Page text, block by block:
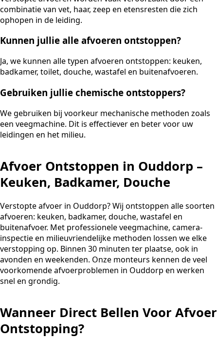
combinatie van vet, haar, zeep en etensresten die zich
ophopen in de leiding.
Kunnen jullie alle afvoeren ontstoppen?
Ja, we kunnen alle typen afvoeren ontstoppen: keuken,
badkamer, toilet, douche, wastafel en buitenafvoeren.
Gebruiken jullie chemische ontstoppers?
We gebruiken bij voorkeur mechanische methoden zoals
een veegmachine. Dit is effectiever en beter voor uw
leidingen en het milieu.
Afvoer Ontstoppen in Ouddorp –
Keuken, Badkamer, Douche
Verstopte afvoer in Ouddorp? Wij ontstoppen alle soorten
afvoeren: keuken, badkamer, douche, wastafel en
buitenafvoer. Met professionele veegmachine, camera-
inspectie en milieuvriendelijke methoden lossen we elke
verstopping op. Binnen 30 minuten ter plaatse, ook in
avonden en weekenden. Onze monteurs kennen de veel
voorkomende afvoerproblemen in Ouddorp en werken
snel en grondig.
Wanneer Direct Bellen Voor Afvoer
Ontstopping?